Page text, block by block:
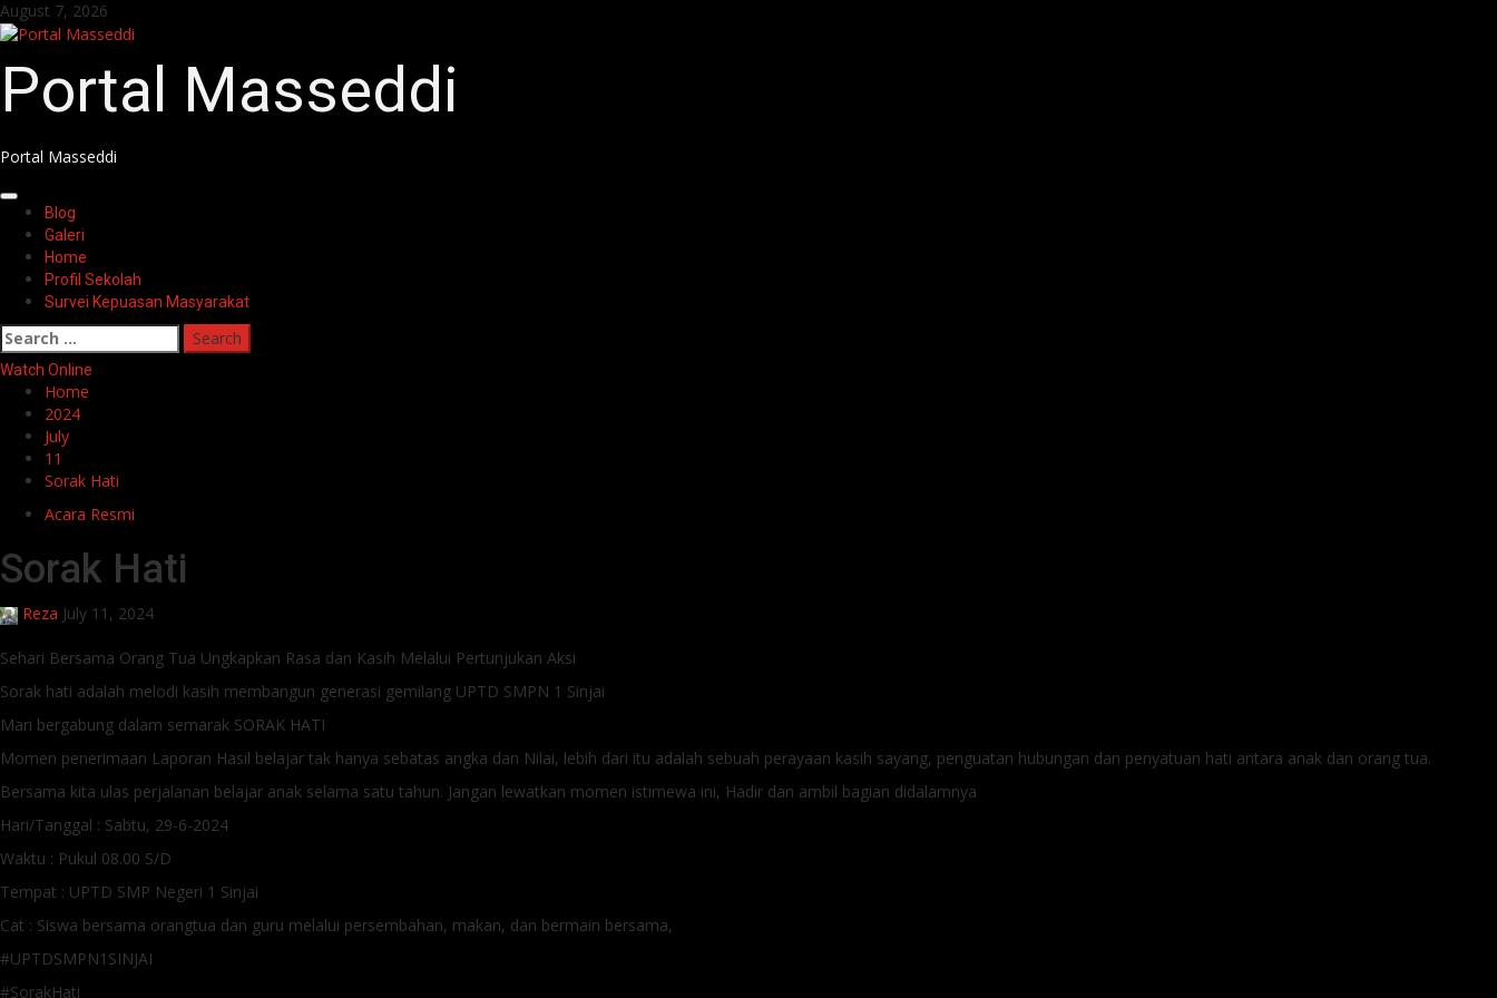
Skip
to
August 7, 2026
Portal Masseddi
Portal Masseddi
Primary
Menu
Blog
Galeri
Home
Profil Sekolah
Survei Kepuasan Masyarakat
Search
for:
Watch Online
Home
2024
July
11
Sorak Hati
Acara Resmi
Sorak Hati
Reza July 11, 2024
Sehari Bersama Orang Tua Ungkapkan Rasa dan Kasih Melalui Pertunjukan Aksi
Sorak hati adalah melodi kasih membangun generasi gemilang UPTD SMPN 1 Sinjai
Mari bergabung dalam semarak SORAK HATI
Momen penerimaan Laporan Hasil belajar tak hanya sebatas angka dan Nilai, lebih dari itu adalah sebuah perayaan kasih sayang, penguatan hubungan dan penyatuan hati antara anak dan orang tua.
Bersama kita ulas perjalanan belajar anak selama satu tahun. Jangan lewatkan momen istimewa ini, Hadir dan ambil bagian didalamnya
Hari/Tanggal : Sabtu, 29-6-2024
Waktu : Pukul 08.00 S/D
Tempat : UPTD SMP Negeri 1 Sinjai
Cat : Siswa bersama orangtua dan guru melalui persembahan, makan, dan bermain bersama,
#UPTDSMPN1SINJAI
#SorakHati